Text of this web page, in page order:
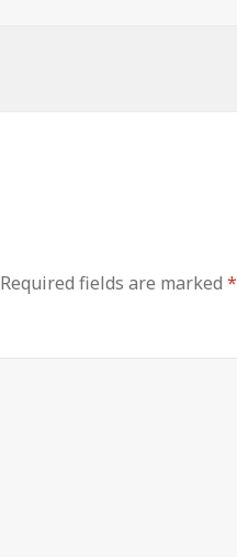
Required fields are marked*